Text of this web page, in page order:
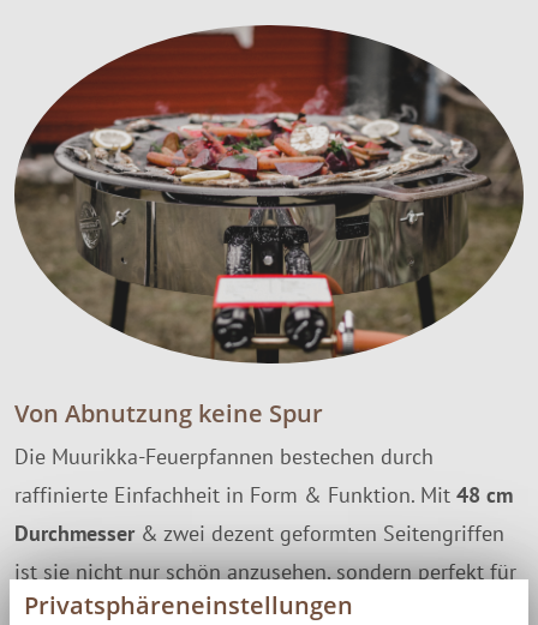
Von Abnutzung keine Spur
Die Muurikka-Feuerpfannen bestechen durch
raffinierte Einfachheit in Form & Funktion. Mit 48 cm
Durchmesser& zwei dezent geformten Seitengriffen
ist sie nicht nur schön anzusehen, sondern perfekt für
die vielfältige Zubereitung von Speisen - über
Privatsphäreneinstellungen